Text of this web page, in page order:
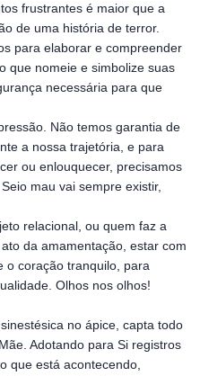
frustrantes é maior que a
de uma história de terror.
para elaborar e compreender
que nomeie e simbolize suas
necessária para que
Não temos garantia de
a nossa trajetória, e para
ou enlouquecer, precisamos
mau vai sempre existir,
relacional, ou quem faz a
da amamentação, estar com
o coração tranquilo, para
Olhos nos olhos!
no ápice, capta todo
Adotando para Si registros
que está acontecendo,